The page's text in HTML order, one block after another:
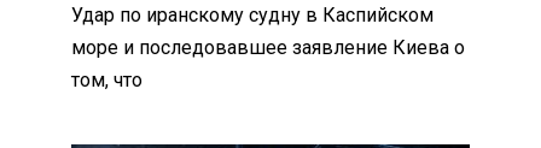
Удар по иранскому судну в Каспийском
море и последовавшее заявление Киева о
том, что